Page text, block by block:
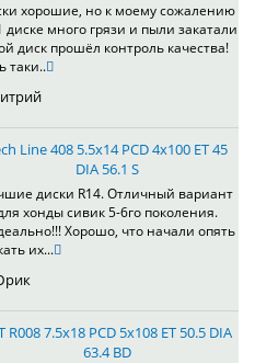
хорошие, но к моему сожалению
диске много грязи и пыли закатали
диск прошёл контроль качества!
таки..
Line 408 5.5x14 PCD 4x100 ET 45
DIA 56.1 S
диски R14. Отличный вариант
хонды сивик 5-6го поколения.
Хорошо, что начали опять
их...
R008 7.5x18 PCD 5x108 ET 50.5 DIA
63.4 BD